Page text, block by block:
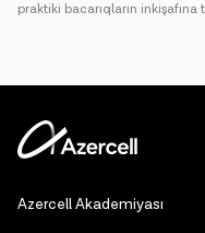
praktiki bacarıqların
Azercell Akademiyası